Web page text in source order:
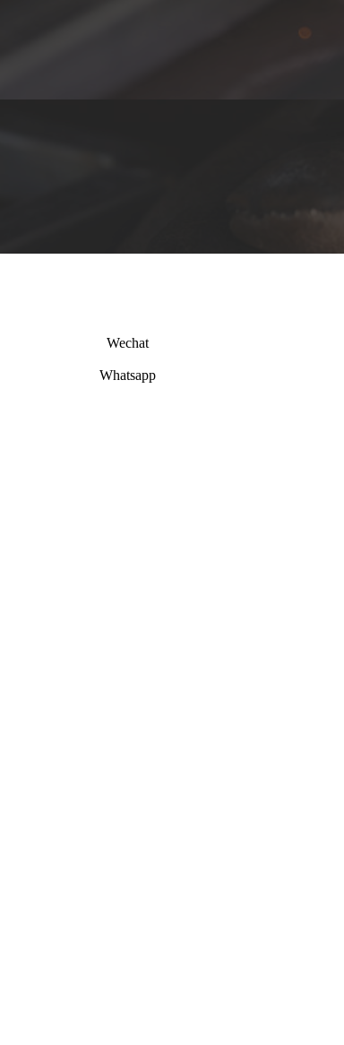
Wechat
Whatsapp